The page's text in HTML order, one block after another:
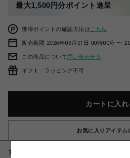
最大1,500円分ポイント進呈
獲得ポイントの確認方法は こちら
販売期間 2026年03月01日 00時00分 〜
この商品について問い合わせる
ギフト：ラッピング不可
カートに入れ
お気に入りアイテム
アイテム説明 / 素材